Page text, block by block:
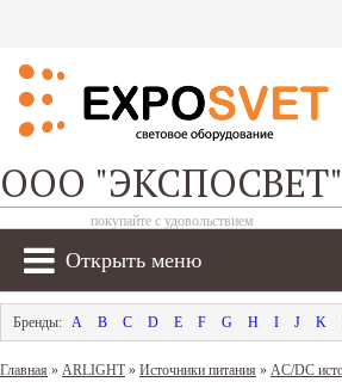
ООО "ЭКСПОСВЕТ"
покупайте с удовольствием
Открыть меню
A B C D E F G H I J K
Главная » ARLIGHT» Источники питания » AC/DC